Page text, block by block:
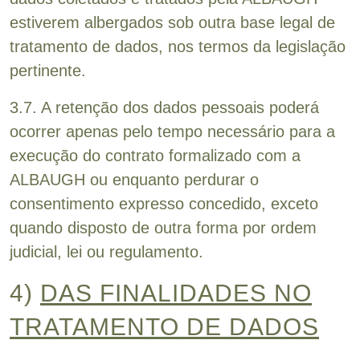
estiverem albergados sob outra base legal de
tratamento de dados, nos termos da legislação
pertinente.
3.7. A retenção dos dados pessoais poderá
ocorrer apenas pelo tempo necessário para a
execução do contrato formalizado com a
ALBAUGH ou enquanto perdurar o
consentimento expresso concedido, exceto
quando disposto de outra forma por ordem
judicial, lei ou regulamento.
4) DAS FINALIDADES NO
TRATAMENTO DE DADOS